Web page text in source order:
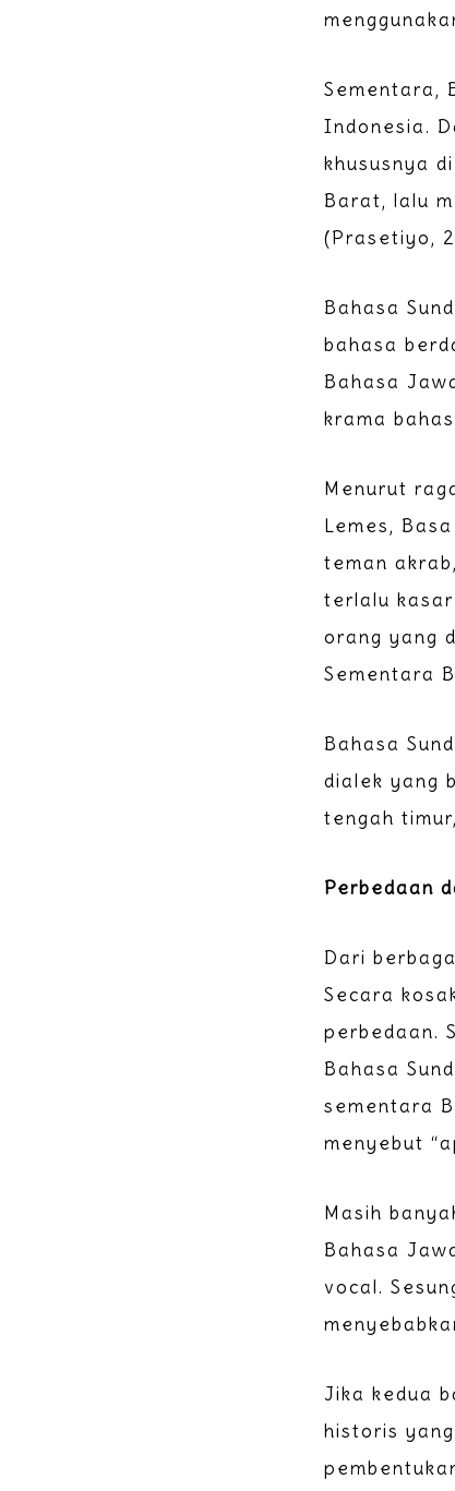
Sementara,
Indonesia.
khususnya
Barat, lalu
(Prasetiyo,
Bahasa
bahasa
Bahasa
krama
Menurut
Lemes,
teman
terlalu
orang yang
Sementara
Bahasa
dialek yang
tengah
Perbedaan
Dari
Secara
perbedaan.
Bahasa
sementara
menyebut
Masih
Bahasa
vocal.
Jika kedua
historis